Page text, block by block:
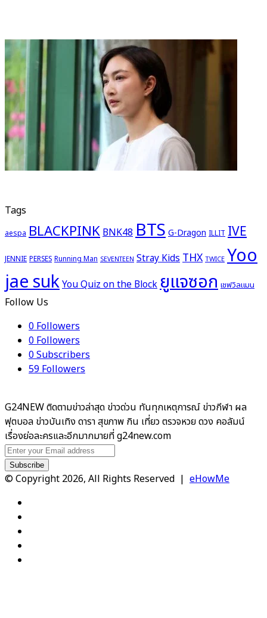
Tags
aespa BLACKPINK BNK48 BTSG-Dragon ILLIT IVE
JENNIE PERSES Running Man SEVENTEEN Stray Kids THX TWICE Yoo
jae sukYou Quiz on the Blockยูแจซอก เชฟวิลแมน
Follow Us
0 Followers
0 Followers
0Subscribers
59 Followers
G24NEW ติดตามข่าวล่าสุด ข่าวด่วน ทันทุกเหตุการณ์ ข่าวกีฬา ผล
ฟุตบอล ข่าวบันเทิง ดารา สุขภาพ กิน เที่ยว ตรวจหวย ดวง คอลัมน์
เรื่องย่อละครและอีกมากมายที่ g24new.com
Enter
your
Email
© Copyright 2026, All Rights Reserved | eHowMe